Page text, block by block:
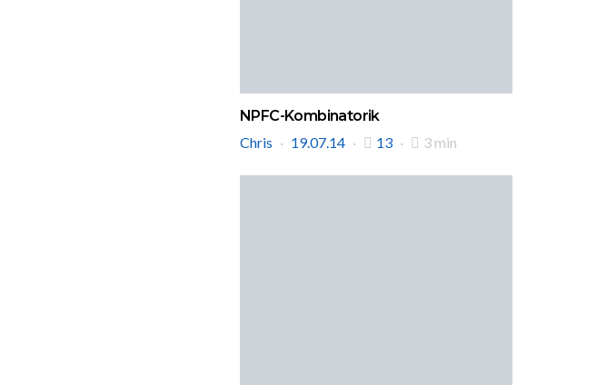
NPFC-Kombinatorik
Chris
19.07.14 13 3 min